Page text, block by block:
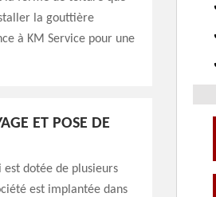
la gouttière
à KM Service pour une
ET POSE DE
dotée de plusieurs
est implantée dans